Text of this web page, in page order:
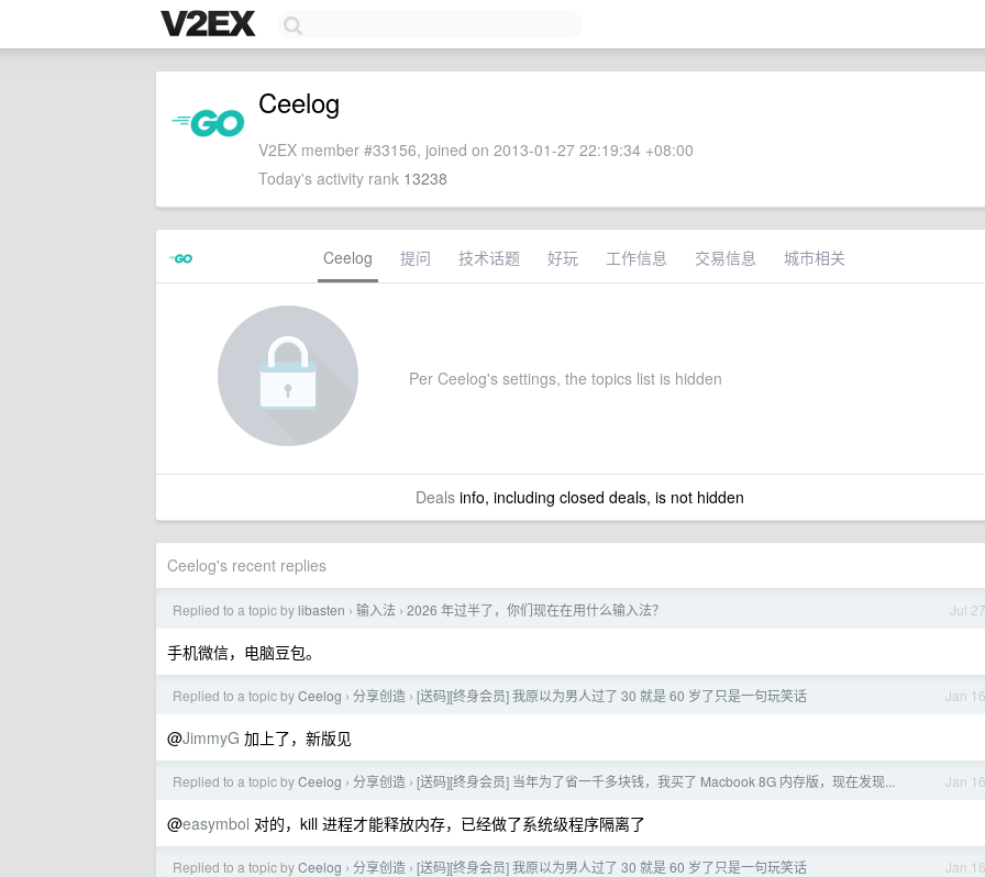
Ceelog
V2EX member #33156, joined on 2013-01-27 22:19:34 +08:00
Today's activity rank 13238
Ceelog 提问 技术话题 好玩 工作信息 交易信息 城市相关
Per Ceelog's settings, the topics list is hidden
Dealsinfo, including closed deals, is not hidden
Ceelog's recent replies
Jul 27
Replied to a topic by libasten › 输入法 › 2026 年过半了，你们现在在用什么输入法？
手机微信，电脑豆包。
Jan 16
Replied to a topic byCeelog › 分享创造 › [送码][终身会员] 我原以为男人过了 30 就是 60 岁了只是一句玩笑话
@JimmyG 加上了，新版见
Jan 16
Replied to a topic byCeelog › 分享创造 › [送码][终身会员] 当年为了省一千多块钱，我买了 Macbook 8G 内存版，现在发现...
@easymbol 对的，kill 进程才能释放内存，已经做了系统级程序隔离了
Jan 16
Replied to a topic byCeelog › 分享创造 › [送码][终身会员] 我原以为男人过了 30 就是 60 岁了只是一句玩笑话